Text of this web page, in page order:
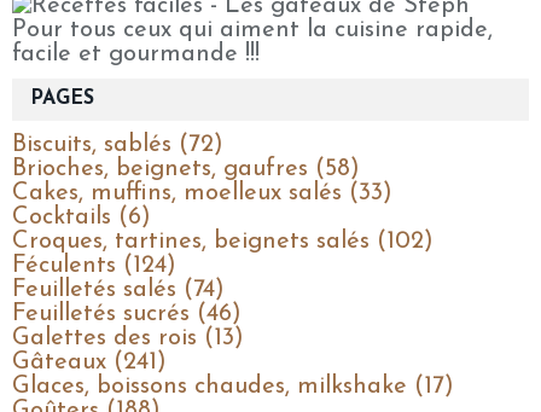
Pour tous ceux qui aiment la cuisine rapide,
facile et gourmande !!!
PAGES
Biscuits, sablés (72)
Brioches, beignets, gaufres (58)
Cakes, muffins, moelleux salés (33)
Cocktails (6)
Croques, tartines, beignets salés (102)
Féculents (124)
Feuilletés salés (74)
Feuilletés sucrés (46)
Galettes des rois (13)
Gâteaux (241)
Glaces, boissons chaudes, milkshake (17)